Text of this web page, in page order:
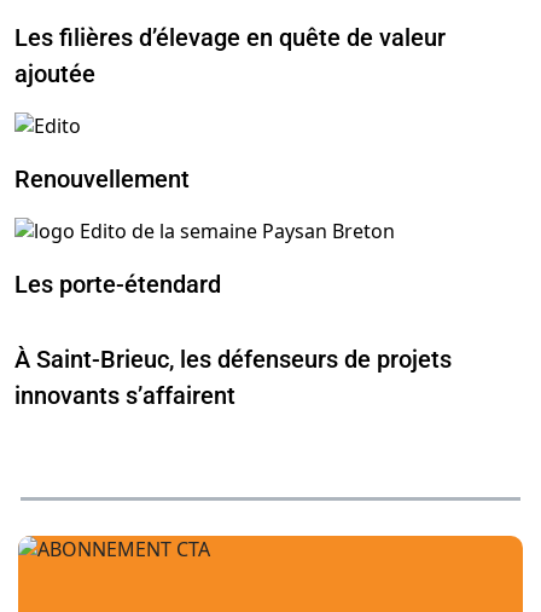
Les filières d’élevage en quête de valeur
ajoutée
Renouvellement
Les porte-étendard
À Saint-Brieuc, les défenseurs de projets
innovants s’affairent